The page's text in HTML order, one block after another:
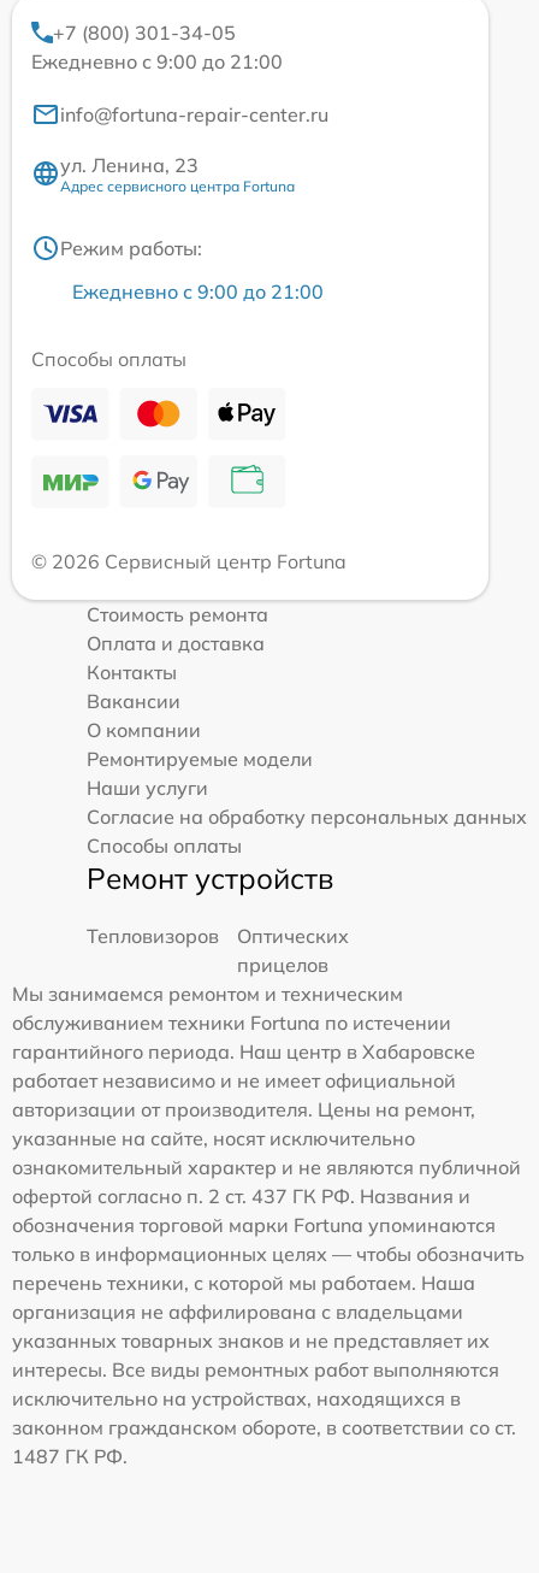
+7 (800) 301-34-05
Ежедневно с 9:00 до 21:00
info@fortuna-repair-center.ru
ул. Ленина, 23
Адрес сервисного центра Fortuna
Режим работы:
Ежедневно с 9:00 до 21:00
Способы оплаты
© 2026 Сервисный центр Fortuna
Стоимость ремонта
Оплата и доставка
Контакты
Вакансии
О компании
Ремонтируемые модели
Наши услуги
Согласие на обработку персональных данных
Способы оплаты
Ремонт устройств
Тепловизоров
Оптических
прицелов
Мы занимаемся ремонтом и техническим
обслуживанием техники Fortuna по истечении
гарантийного периода. Наш центр в Хабаровске
работает независимо и не имеет официальной
авторизации от производителя. Цены на ремонт,
указанные на сайте, носят исключительно
ознакомительный характер и не являются публичной
офертой согласно п. 2 ст. 437 ГК РФ. Названия и
обозначения торговой марки Fortuna упоминаются
только в информационных целях — чтобы обозначить
перечень техники, с которой мы работаем. Наша
организация не аффилирована с владельцами
указанных товарных знаков и не представляет их
интересы. Все виды ремонтных работ выполняются
исключительно на устройствах, находящихся в
законном гражданском обороте, в соответствии со ст.
1487 ГК РФ.